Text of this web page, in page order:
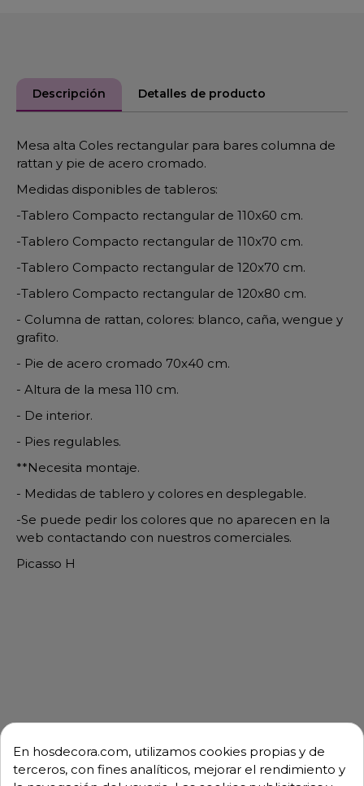
Descripción Detalles de producto
Mesa alta Coles rectangular para bares columna de
rattan y pie de acero cromado.
Medidas disponibles de tableros:
-Tablero Compacto rectangular de 110x60 cm.
-Tablero Compacto rectangular de 110x70 cm.
-Tablero Compacto rectangular de 120x70 cm.
-Tablero Compacto rectangular de 120x80 cm.
- Columna de rattan, colores: blanco, caña, wengue y
grafito.
- Pie de acero cromado 70x40 cm.
- Altura de la mesa 110 cm.
- De interior.
- Pies regulables.
**Necesita montaje.
- Medidas de tablero y colores en desplegable.
-Se puede pedir los colores que no aparecen en la
web contactando con nuestros comerciales.
Picasso H
En hosdecora.com, utilizamos cookies propias y de
terceros, con fines analíticos, mejorar el rendimiento y